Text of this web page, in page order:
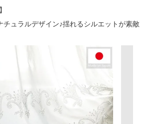
チュラルデザイン♪揺れるシルエットが素敵